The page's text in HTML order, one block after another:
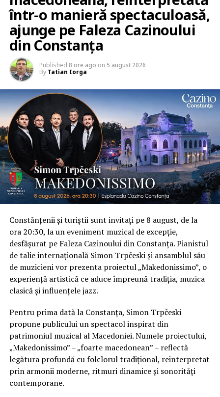
într-o manieră spectaculoasă,
ajunge pe Faleza Cazinoului
din Constanța
Published 8 ore ago on 5 august 2026
By Tatian Iorga
Constănțenii și turiștii sunt invitați pe 8 august, de la
ora 20:30, la un eveniment muzical de excepție,
desfășurat pe Faleza Cazinoului din Constanța. Pianistul
de talie internațională Simon Trpčeski și ansamblul său
de muzicieni vor prezenta proiectul „Makedonissimo”, o
experiență artistică ce aduce împreună tradiția, muzica
clasică și influențele jazz.
Pentru prima dată la Constanța, Simon Trpčeski
propune publicului un spectacol inspirat din
patrimoniul muzical al Macedoniei. Numele proiectului,
„Makedonissimo” – „foarte macedonean” – reflectă
legătura profundă cu folclorul tradițional, reinterpretat
prin armonii moderne, ritmuri dinamice și sonorități
contemporane.